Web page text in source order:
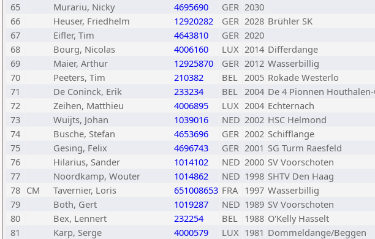
65
Murariu, Nicky 4695690 GER 2030
66
Heuser, Friedhelm 12920282 GER 2028 Brühler SK
67
Eifler, Tim 4643810 GER 2020
68
Bourg, Nicolas 4006160 LUX 2014 Differdange
69
Maier, Arthur 12925870 GER 2012 Wasserbillig
70
Peeters, Tim 210382 BEL 2005 Rokade Westerlo
71
De Coninck, Erik 233234 BEL 2004 De 4 Pionnen
72
Zeihen, Matthieu 4006895 LUX 2004 Echternach
73
Wuijts, Johan 1039016 NED 2002 HSC Helmond
74
Busche, Stefan 4653696 GER 2002 Schifflange
75
Gesing, Felix 4696743 GER 2001 SG Turm Raesfeld
76
Hilarius, Sander 1014102 NED 2000 SV Voorschoten
77
Noordkamp, Wouter 1014862 NED 1998 SHTV Den Haag
78 CM Tavernier, Loris 651008653 FRA 1997 Wasserbillig
79
Both, Gert 1019287 NED 1989 SV Voorschoten
80
Bex, Lennert 232254 BEL 1988 O'Kelly Hasselt
81
Karp, Serge 4000579 LUX 1981 Dommeldange/Beggen